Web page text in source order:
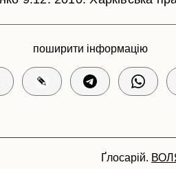
поширити інформацію
Ґлосарій.